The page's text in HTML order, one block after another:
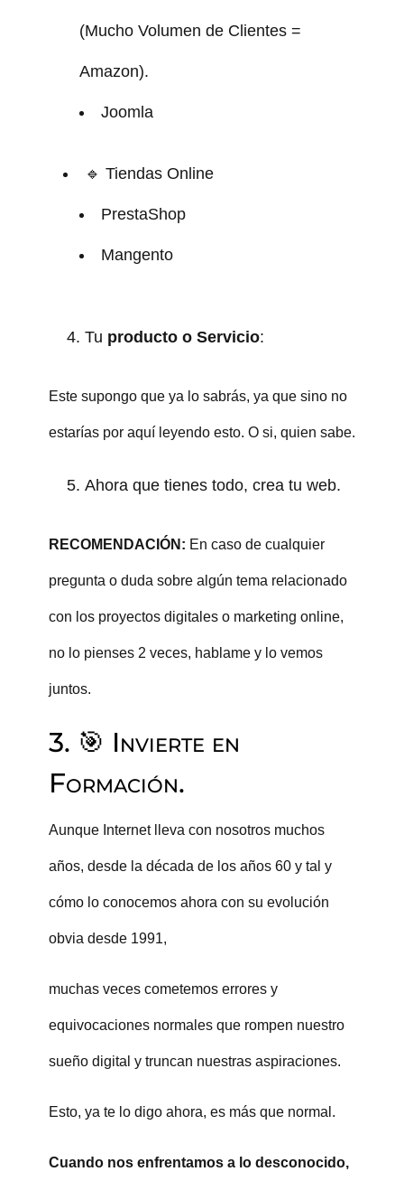
(Mucho Volumen de Clientes =
Amazon).
Joomla
🔹 Tiendas Online
PrestaShop
Mangento
Tu producto o Servicio:
Este supongo que ya lo sabrás, ya que sino no
estarías por aquí leyendo esto. O si, quien sabe.
Ahora que tienes todo, crea tu web.
RECOMENDACIÓN: En caso de cualquier
pregunta o duda sobre algún tema relacionado
con los proyectos digitales o marketing online,
no lo pienses 2 veces, hablame y lo vemos
juntos.
3. 🎯 Invierte en
Formación.
Aunque Internet lleva con nosotros muchos
años, desde la década de los años 60 y tal y
cómo lo conocemos ahora con su evolución
obvia desde 1991,
muchas veces cometemos errores y
equivocaciones normales que rompen nuestro
sueño digital y truncan nuestras aspiraciones.
Esto, ya te lo digo ahora, es más que normal.
Cuando nos enfrentamos a lo desconocido,